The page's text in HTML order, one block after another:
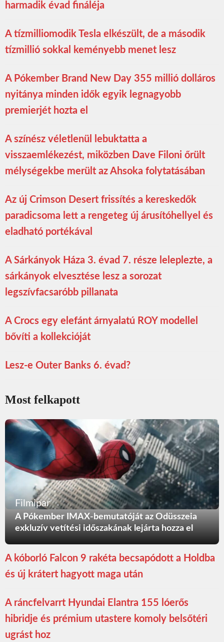
harmadik évad fináléja
A tízmilliomodik Tesla elkészült, de a második
tízmillió sokkal keményebb menet lesz
A Pókember Brand New Day 355 millió dolláros
nyitánya minden idők egyik legnagyobb
premierjét hozta el
A színész véletlenül lebuktatta a
visszaemlékezést, miközben Dave Filoni őrült
mélységekbe merült az Ahsoka folytatásában
Az új Crimson Desert frissítés a kereskedők
paradicsoma lett a rengeteg új árusítóhellyel és
eladható portékával
A Sárkányok Háza 3. évad 7. része leleplezte, a
sárkányok elvesztése lesz a sorozat
legszívfacsaróbb pillanata
A Crocs egy elefánt árnyalatú ROY modellel
bővíti a kollekcióját
Lesz-e Outer Banks 6. évad?
Most felkapott
Filmipar
A Pókember IMAX-bemutatóját az Odüsszeia
exkluzív vetítési időszakának lejárta hozza el
A kóborló Falcon 9 rakéta becsapódott a Holdba
és új krátert hagyott maga után
A ráncfelvarrt Hyundai Elantra 155 lóerős
hibridje és prémium utastere komoly belsőtéri
ugrást hoz